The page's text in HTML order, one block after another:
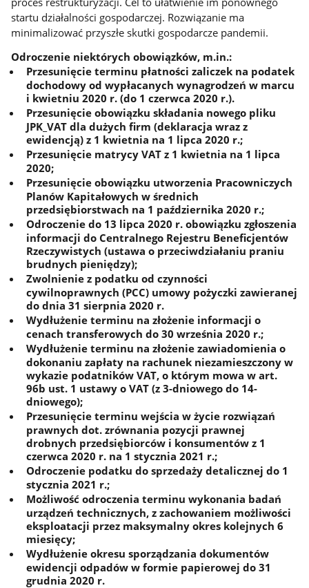
startu działalności gospodarczej. Rozwiązanie ma
minimalizować przyszłe skutki gospodarcze pandemii.
Odroczenie niektórych obowiązków, m.in.:
Przesunięcie terminu płatności zaliczek na podatek
dochodowy od wypłacanych wynagrodzeń w marcu
i kwietniu 2020 r. (do 1 czerwca 2020 r.).
Przesunięcie obowiązku składania nowego pliku
JPK_VAT dla dużych firm (deklaracja wraz z
ewidencją) z 1 kwietnia na 1 lipca 2020 r.;
Przesunięcie matrycy VAT z 1 kwietnia na 1 lipca
2020;
Przesunięcie obowiązku utworzenia Pracowniczych
Planów Kapitałowych w średnich
przedsiębiorstwach na 1 października 2020 r.;
Odroczenie do 13 lipca 2020 r. obowiązku zgłoszenia
informacji do Centralnego Rejestru Beneficjentów
Rzeczywistych (ustawa o przeciwdziałaniu praniu
brudnych pieniędzy);
Zwolnienie z podatku od czynności
cywilnoprawnych (PCC) umowy pożyczki zawieranej
do dnia 31 sierpnia 2020 r.
Wydłużenie terminu na złożenie informacji o
cenach transferowych do 30 września 2020 r.;
Wydłużenie terminu na złożenie zawiadomienia o
dokonaniu zapłaty na rachunek niezamieszczony w
wykazie podatników VAT, o którym mowa w art.
96b ust. 1 ustawy o VAT (z 3-dniowego do 14-
dniowego);
Przesunięcie terminu wejścia w życie rozwiązań
prawnych dot. zrównania pozycji prawnej
drobnych przedsiębiorców i konsumentów z 1
czerwca 2020 r. na 1 stycznia 2021 r.;
Odroczenie podatku do sprzedaży detalicznej do 1
stycznia 2021 r.;
Możliwość odroczenia terminu wykonania badań
urządzeń technicznych, z zachowaniem możliwości
eksploatacji przez maksymalny okres kolejnych 6
miesięcy;
Wydłużenie okresu sporządzania dokumentów
ewidencji odpadów w formie papierowej do 31
grudnia 2020 r.